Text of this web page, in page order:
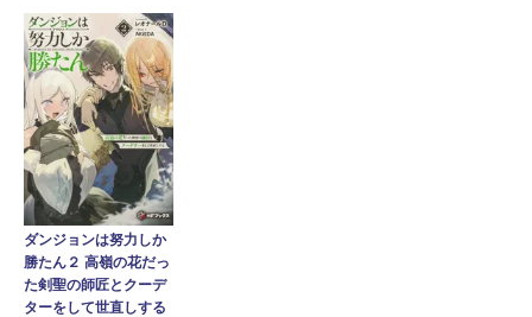
ダンジョンは努力しか
勝たん２ 高嶺の花だっ
た剣聖の師匠とクーデ
ターをして世直しする